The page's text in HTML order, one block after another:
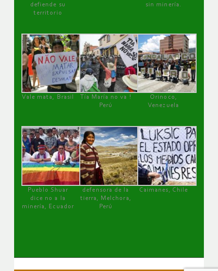
defiende su
territorio
sin minería.
Vale mata, Brasil
Tía María no va !
Perú
Orinoco,
Venezuela
Pueblo Shuar
dice no a la
minería, Ecuador
defensora de la
tierra, Melchora,
Perú
Caimanes, Chile